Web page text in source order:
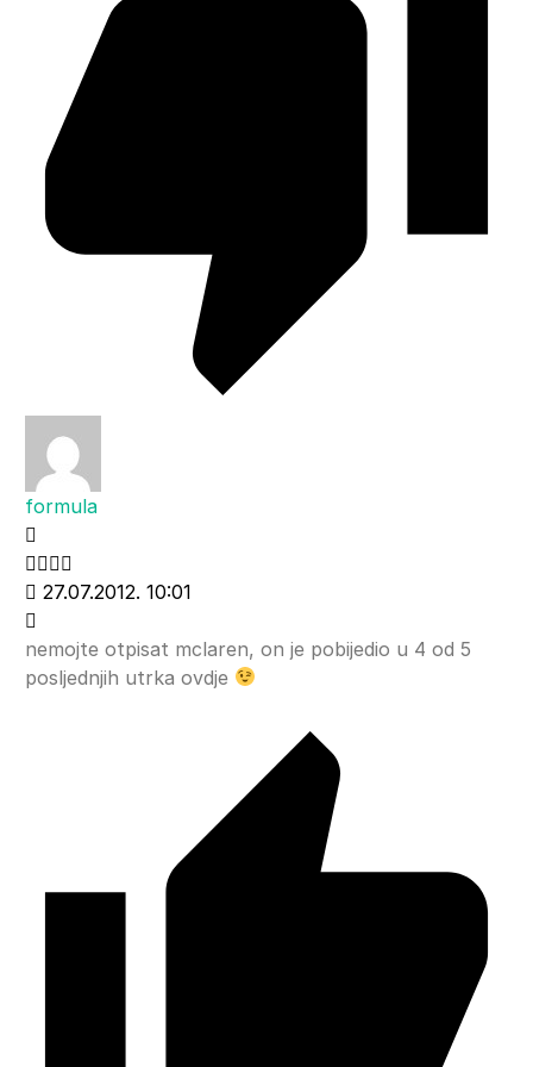
formula
27.07.2012. 10:01
nemojte otpisat mclaren, on je pobijedio u 4 od 5
posljednjih utrka ovdje